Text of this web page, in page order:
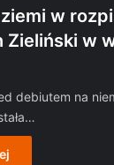
w
Zieliński w
debiutem na